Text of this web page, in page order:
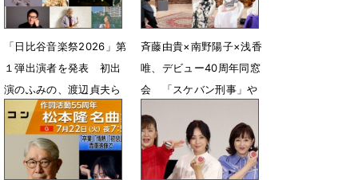
「日比谷音楽祭2026」第
１弾出演者を発表 初出
演のふみの、渡辺貞夫ら
16組
2月12日 18時00分
斉藤由貴×南野陽子×浅香
唯、デビュー40周年同窓
会 「スケバン刑事」や
に大泉洋も大興奮
9月25日 19時29分